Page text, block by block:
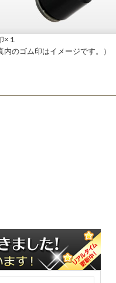
×１
内のゴム印はイメージです。）